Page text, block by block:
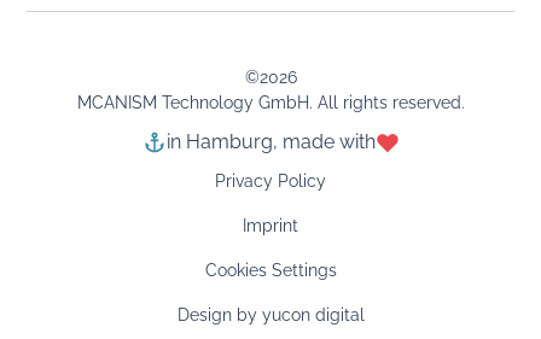
©2026
MCANISM Technology GmbH. All rights reserved.
in Hamburg, made with
Privacy Policy
Imprint
Cookies Settings
Design by yucon digital